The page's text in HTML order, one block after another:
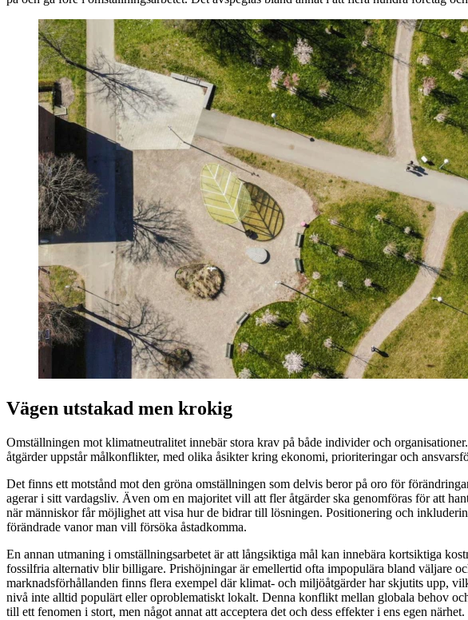
Vägen utstakad men krokig
Omställningen mot klimatneutralitet innebär stora krav på både individer och
åtgärder uppstår målkonflikter, med olika åsikter kring ekonomi, prioriteringar och
Det finns ett motstånd mot den gröna omställningen som delvis beror på oro för
agerar i sitt vardagsliv. Även om en majoritet vill att fler åtgärder ska genomföras för att
när människor får möjlighet att visa hur de bidrar till lösningen. Positionering och
förändrade vanor man vill försöka åstadkomma.
En annan utmaning i omställningsarbetet är att långsiktiga mål kan innebära kortsiktiga
fossilfria alternativ blir billigare. Prishöjningar är emellertid ofta impopulära bland väljare
marknadsförhållanden finns flera exempel där klimat- och miljöåtgärder har skjutits upp,
nivå inte alltid populärt eller oproblematiskt lokalt. Denna konflikt mellan globala behov
till ett fenomen i stort, men något annat att acceptera det och dess effekter i ens egen närhet.